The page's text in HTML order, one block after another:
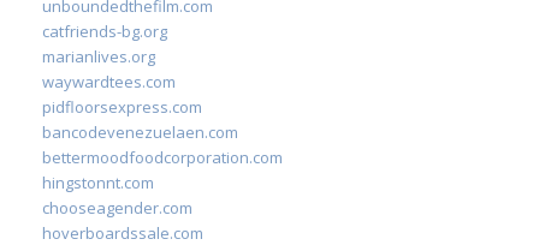
unboundedthefilm.com
catfriends-bg.org
marianlives.org
waywardtees.com
pidfloorsexpress.com
bancodevenezuelaen.com
bettermoodfoodcorporation.com
hingstonnt.com
chooseagender.com
hoverboardssale.com